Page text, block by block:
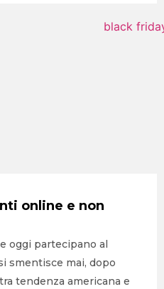
online e non
oggi partecipano al
smentisce mai, dopo
tendenza americana e